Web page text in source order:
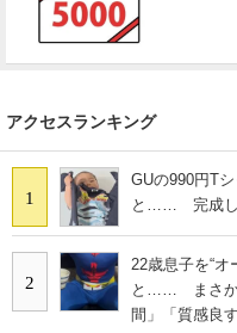
アクセスランキング
1
GUの990円T
と…… 完成し
2
22歳息子を“
と…… まさか
間」「質感良す